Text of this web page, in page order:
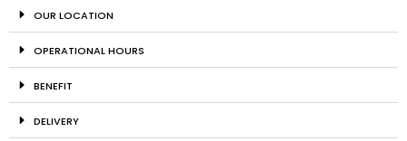
OUR LOCATION
OPERATIONAL HOURS
BENEFIT
DELIVERY